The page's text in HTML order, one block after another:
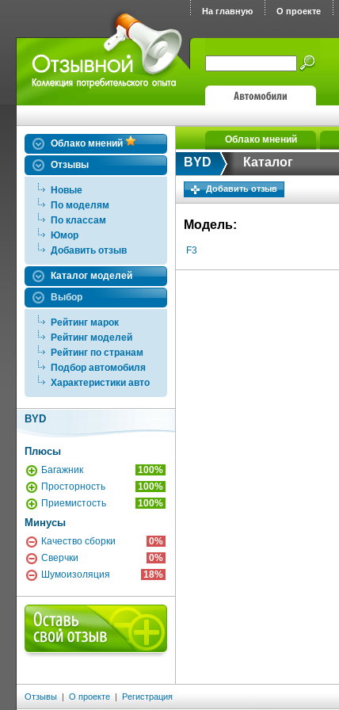
На главную О проекте
Облако мнений
Отзывы
Новые
По моделям
По классам
Юмор
Добавить отзыв
Каталог моделей
Выбор
Рейтинг марок
Рейтинг моделей
Рейтинг по странам
Подбор автомобиля
Характеристики авто
BYD
Плюсы
Багажник
100%
Просторность
100%
Приемистость
100%
Минусы
Качество сборки
0%
Сверчки
0%
Шумоизоляция
18%
Облако мнений
BYD Каталог
Добавить отзыв
Модель:
F3
Отзывы | О проекте | Регистрация